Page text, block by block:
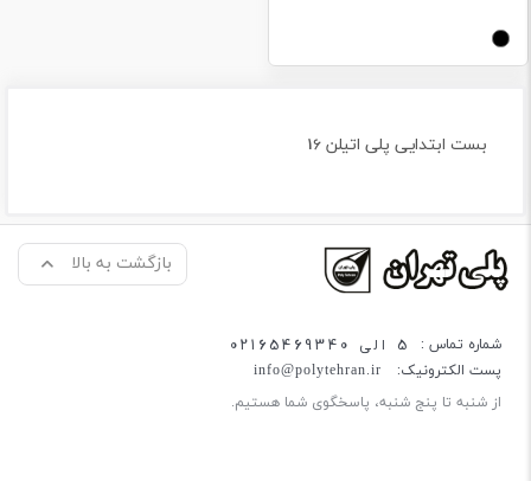
بست ابتدایی پلی اتیلن 16
بازگشت به بالا
شماره تماس : 5 الی 02165469340
پست الکترونیک: info@polytehran.ir
از شنبه تا پنج شنبه، پاسخگوی شما هستیم.